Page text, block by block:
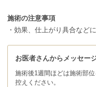
施術の注意事項
・効果、仕上がり具合など
お医者さんからメッセー
施術後1週間ほどは施術部
控えください。